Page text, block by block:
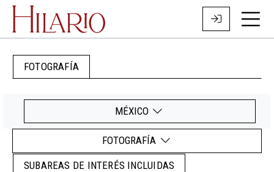
FOTOGRAFÍA
MÉXICO
FOTOGRAFÍA
SUBAREAS DE INTERÉS INCLUIDAS